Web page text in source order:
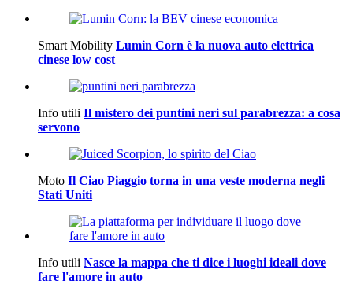
Smart Mobility Lumin Corn è la nuova auto elettrica
cinese low cost
Info utili Il mistero dei puntini neri sul parabrezza: a cosa
servono
Moto Il Ciao Piaggio torna in una veste moderna negli
Stati Uniti
Info utili Nasce la mappa che ti dice i luoghi ideali dove
fare l'amore in auto